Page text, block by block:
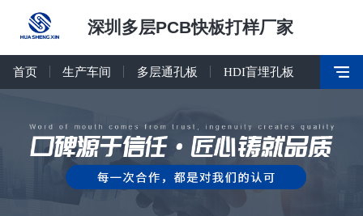
深圳多层PCB快板打样厂家
首页 生产车间 多层通孔板 HDI盲埋孔板